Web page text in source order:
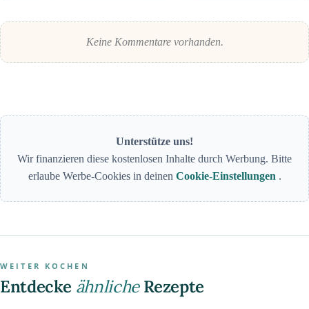
Keine Kommentare vorhanden.
Unterstütze uns!
Wir finanzieren diese kostenlosen Inhalte durch Werbung. Bitte
erlaube Werbe-Cookies in deinen Cookie-Einstellungen .
WEITER KOCHEN
Entdecke ähnlicheRezepte